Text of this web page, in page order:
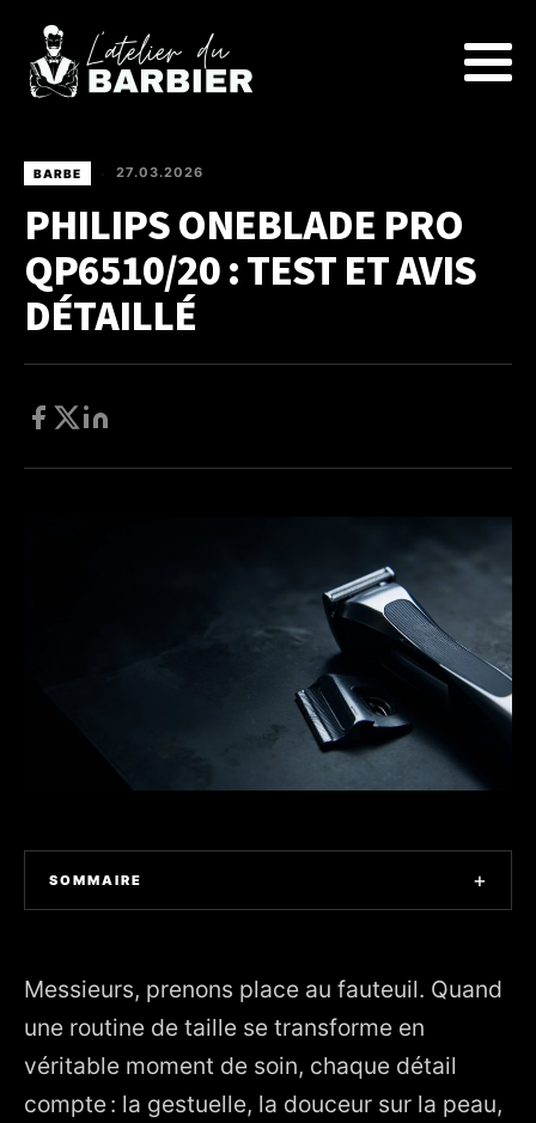
BARBE 27.03.2026
PHILIPS ONEBLADE PRO
QP6510/20 : TEST ET AVIS
DÉTAILLÉ
SOMMAIRE +
2. Design et ergonomie au service de la gestuelle
3. La lame double face : efficacité et douceur réunies
4. Réglages de longueur : du naturel maîtrisé à la barbe
Messieurs, prenons place au fauteuil. Quand
une routine de taille se transforme en
véritable moment de soin, chaque détail
compte : la gestuelle, la douceur sur la peau,